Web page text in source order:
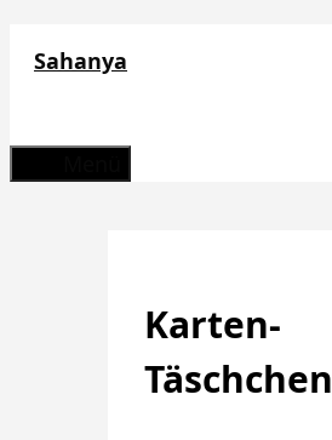
Sahanya
Karten-
Täschchen